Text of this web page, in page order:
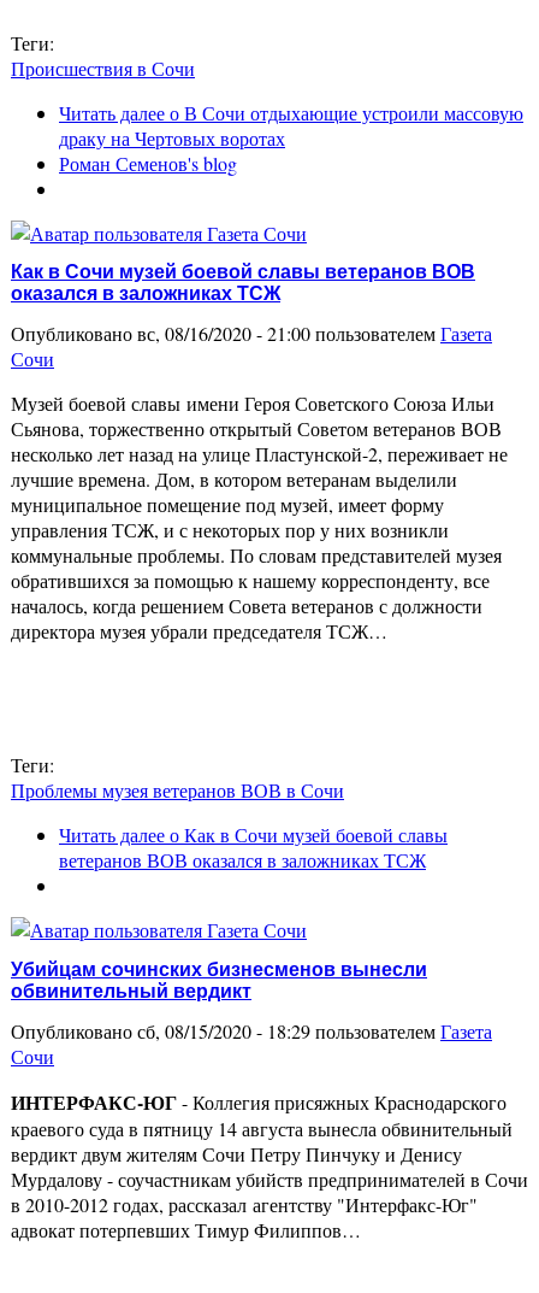
Теги:
Происшествия в Сочи
Читать далеео В Сочи отдыхающие устроили массовую
драку на Чертовых воротах
Роман Семенов's blog
Как в Сочи музей боевой славы ветеранов ВОВ
оказался в заложниках ТСЖ
Опубликовано вс, 08/16/2020 - 21:00 пользователемГазета
Сочи
Музей боевой славы имени Героя Советского Союза Ильи
Сьянова, торжественно открытый Советом ветеранов ВОВ
несколько лет назад на улице Пластунской-2, переживает не
лучшие времена. Дом, в котором ветеранам выделили
муниципальное помещение под музей, имеет форму
управления ТСЖ, и с некоторых пор у них возникли
коммунальные проблемы. По словам представителей музея
обратившихся за помощью к нашему корреспонденту, все
началось, когда решением Совета ветеранов с должности
директора музея убрали председателя ТСЖ…
Теги:
Проблемы музея ветеранов ВОВ в Сочи
Читать далеео Как в Сочи музей боевой славы
ветеранов ВОВ оказался в заложниках ТСЖ
Убийцам сочинских бизнесменов вынесли
обвинительный вердикт
Опубликовано сб, 08/15/2020 - 18:29 пользователемГазета
Сочи
ИНТЕРФАКС-ЮГ- Коллегия присяжных Краснодарского
краевого суда в пятницу 14 августа вынесла обвинительный
вердикт двум жителям Сочи Петру Пинчуку и Денису
Мурдалову - соучастникам убийств предпринимателей в Сочи
в 2010-2012 годах, рассказал агентству "Интерфакс-Юг"
адвокат потерпевших Тимур Филиппов…